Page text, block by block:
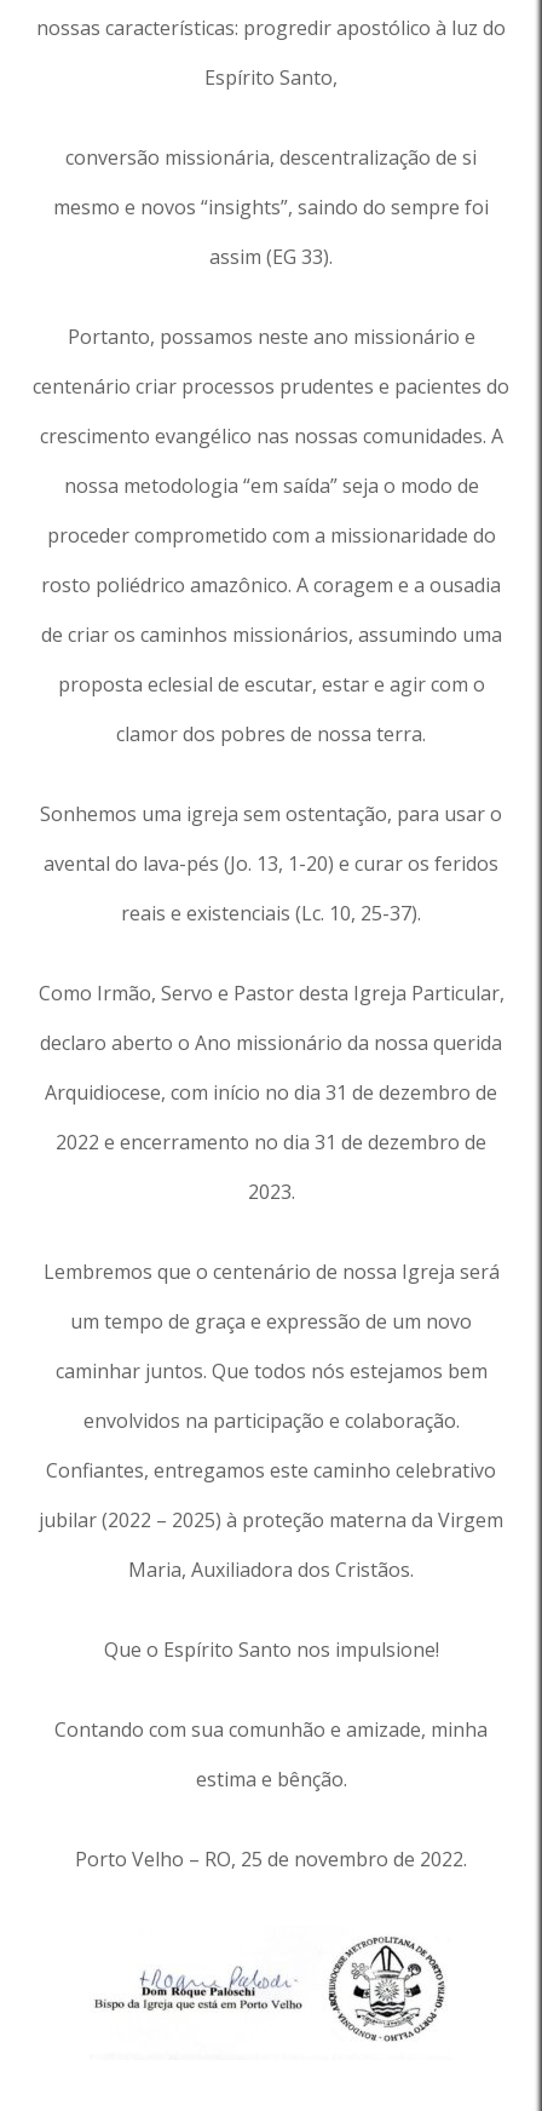
nossas características: progredir apostólico à luz do
Espírito Santo,
conversão missionária, descentralização de si
mesmo e novos “insights”, saindo do sempre foi
assim (EG 33).
Portanto, possamos neste ano missionário e
centenário criar processos prudentes e pacientes do
crescimento evangélico nas nossas comunidades. A
nossa metodologia “em saída” seja o modo de
proceder comprometido com a missionaridade do
rosto poliédrico amazônico. A coragem e a ousadia
de criar os caminhos missionários, assumindo uma
proposta eclesial de escutar, estar e agir com o
clamor dos pobres de nossa terra.
Sonhemos uma igreja sem ostentação, para usar o
avental do lava-pés (Jo. 13, 1-20) e curar os feridos
reais e existenciais (Lc. 10, 25-37).
Como Irmão, Servo e Pastor desta Igreja Particular,
declaro aberto o Ano missionário da nossa querida
Arquidiocese, com início no dia 31 de dezembro de
2022 e encerramento no dia 31 de dezembro de
2023.
Lembremos que o centenário de nossa Igreja será
um tempo de graça e expressão de um novo
caminhar juntos. Que todos nós estejamos bem
envolvidos na participação e colaboração.
Confiantes, entregamos este caminho celebrativo
jubilar (2022 – 2025) à proteção materna da Virgem
Maria, Auxiliadora dos Cristãos.
Que o Espírito Santo nos impulsione!
Contando com sua comunhão e amizade, minha
estima e bênção.
Porto Velho – RO, 25 de novembro de 2022.